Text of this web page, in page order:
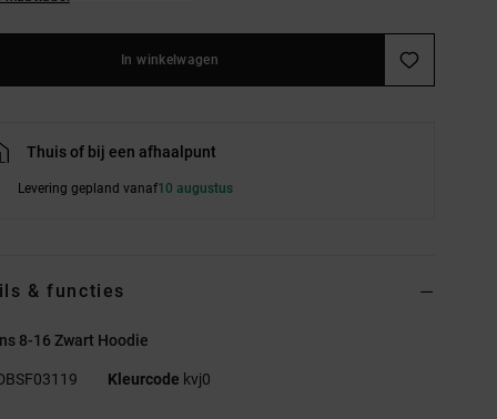
In winkelwagen
Thuis of bij een afhaalpunt
Levering gepland vanaf10 augustus
& functies
8-16 Zwart Hoodie
Kleurcode kvj0